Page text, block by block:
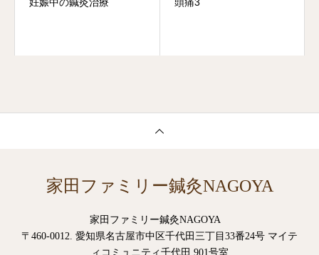
家田ファミリー鍼灸NAGOYA
家田ファミリー鍼灸NAGOYA
〒460-0012. 愛知県名古屋市中区千代田三丁目33番24号 マイテ
ィコミュニティ千代田 901号室